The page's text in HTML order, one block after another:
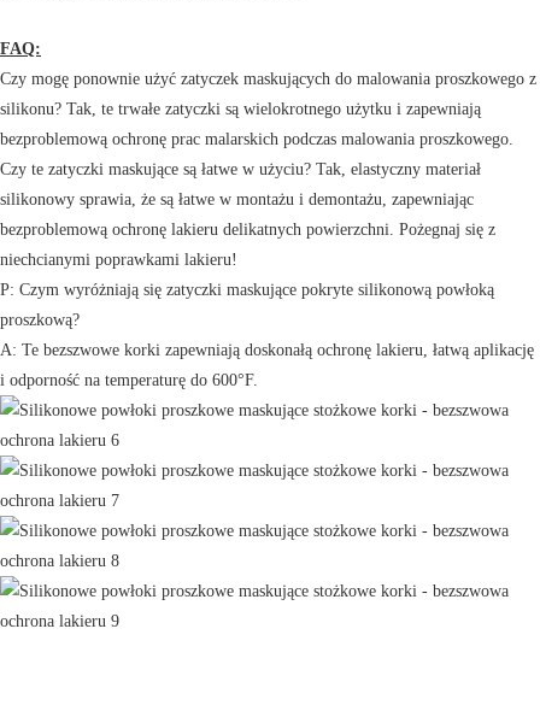
FAQ:
Czy mogę ponownie użyć zatyczek maskujących do malowania proszkowego z
silikonu? Tak, te trwałe zatyczki są wielokrotnego użytku i zapewniają
bezproblemową ochronę prac malarskich podczas malowania proszkowego.
Czy te zatyczki maskujące są łatwe w użyciu? Tak, elastyczny materiał
silikonowy sprawia, że ​​są łatwe w montażu i demontażu, zapewniając
bezproblemową ochronę lakieru delikatnych powierzchni. Pożegnaj się z
niechcianymi poprawkami lakieru!
P: Czym wyróżniają się zatyczki maskujące pokryte silikonową powłoką
proszkową?
A: Te bezszwowe korki zapewniają doskonałą ochronę lakieru, łatwą aplikację
i odporność na temperaturę do 600°F.